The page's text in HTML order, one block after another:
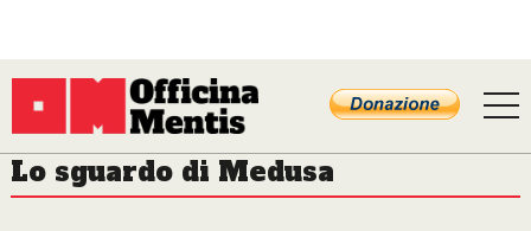
Lo sguardo di Medusa